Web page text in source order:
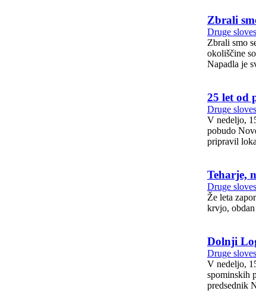
Zbrali
Druge
Zbrali smo
okoliščine
Napadla je
25 let od
Druge
V nedeljo,
pobudo Nove
pripravil
Teharje,
Druge
Že leta
krvjo,
Dolnji
Druge
V nedeljo,
spominskih
predsednik